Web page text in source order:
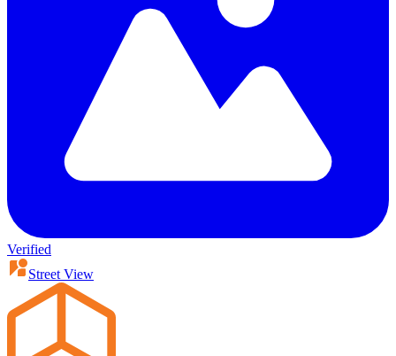
Verified
Street View